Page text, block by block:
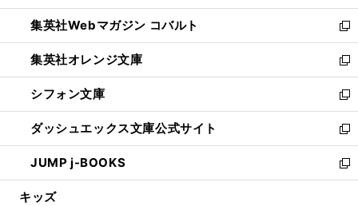
開
く
ウ
で
開
く
ン
ド
ウ
で
開
く
ウ
ィ
ン
ド
ウ
で
開
く
集英社Webマガジン コバルト
新
し
い
ウ
ィ
ン
ド
ウ
で
開
集英社オレンジ文庫
新
し
い
ウ
ィ
ン
ド
ウ
シフォン文庫
新
し
い
ウ
ィ
ン
ダッシュエックス文庫公式サイト
新
し
い
ウ
JUMP j-BOOKS
新
し
キッズ